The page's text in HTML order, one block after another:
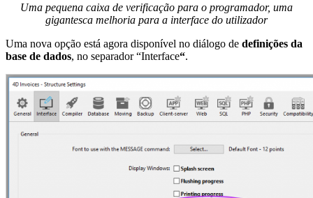
Uma pequena caixa de verificação para o programador, uma
gigantesca melhoria para a interface do utilizador
Uma nova opção está agora disponível no diálogo de definições da
base de dados, no separador “Interface“.